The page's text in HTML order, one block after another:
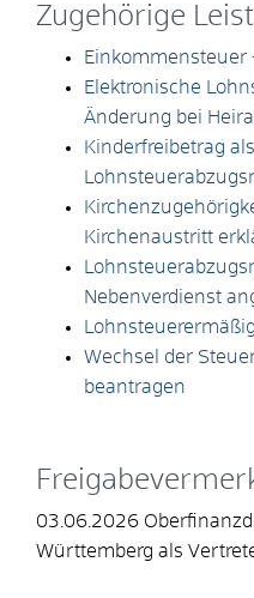
Zugehörige
Einkommensteuer
Elektronische
Änderung bei
Kinderfreibetrag
Kirchenaustritt
Nebenverdienst
Wechsel der
beantragen
03.06.2026
Württemberg als